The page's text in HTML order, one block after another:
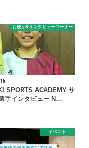
お便り&インタビューコーナー
SPORTS ACADEMY サ
手インタビュー N…
イベント